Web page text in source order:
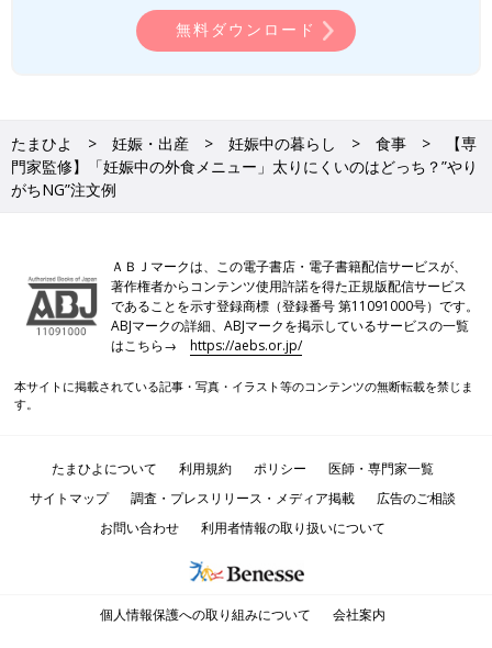
無料ダウンロード
たまひよ 妊娠・出産 妊娠中の暮らし 食事
【専
門家監修】「妊娠中の外食メニュー」太りにくいのはどっち？”やり
がちNG”注文例
ＡＢＪマークは、この電子書店・電子書籍配信サービスが、
著作権者からコンテンツ使用許諾を得た正規版配信サービス
であることを示す登録商標（登録番号 第11091000号）です。
ABJマークの詳細、ABJマークを掲示しているサービスの一覧
はこちら→https://aebs.or.jp/
本サイトに掲載されている記事・写真・イラスト等のコンテンツの無断転載を禁じま
す。
たまひよについて 利用規約 ポリシー
医師・専門家一覧
サイトマップ
調査・プレスリリース・メディア掲載
広告のご相談
お問い合わせ
利用者情報の取り扱いについて
個人情報保護への取り組みについて 会社案内